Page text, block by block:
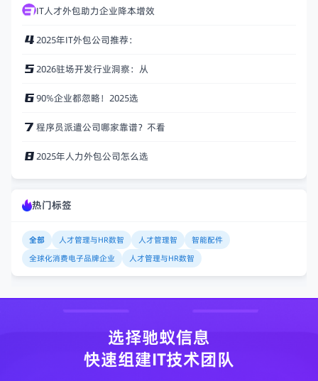
IT人才外包助力企业降本增效
2025年IT外包公司推荐：
2026驻场开发行业洞察：从
90%企业都忽略！2025选
程序员派遣公司哪家靠谱？不看
2025年人力外包公司怎么选
热门标签
全部 人才管理与HR数智 人才管理智
智能配件
全球化消费电子品牌企业
人才管理与HR数智
选择驰蚁信息
快速组建IT技术团队